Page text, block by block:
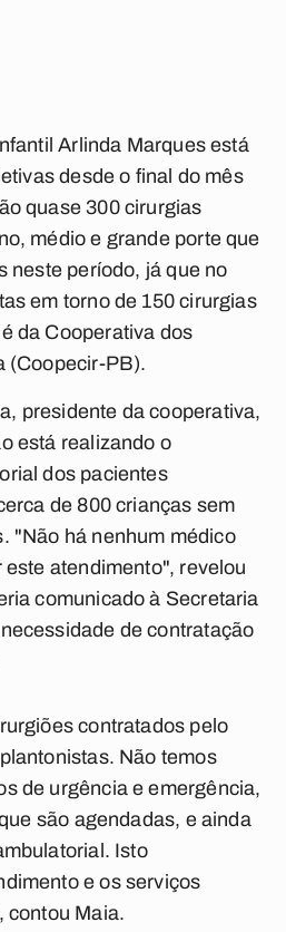
Arlinda Marques está
desde o final do mês
quase 300 cirurgias
médio e grande porte que
neste período, já que no
em torno de 150 cirurgias
da Cooperativa dos
(Coopecir-PB).
presidente da cooperativa,
está realizando o
dos pacientes
de 800 crianças sem
"Não há nenhum médico
atendimento", revelou
comunicado à Secretaria
de contratação
contratados pelo
Não temos
de urgência e emergência,
são agendadas, e ainda
Isto
e os serviços
contou Maia.